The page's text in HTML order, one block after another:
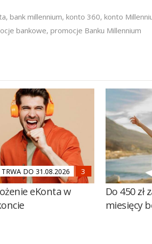
, bank millennium, konto 360, konto
bankowe, promocje Banku Millennium
TRWA DO 31.08.2026
eKonta w
Do 450
miesięcy